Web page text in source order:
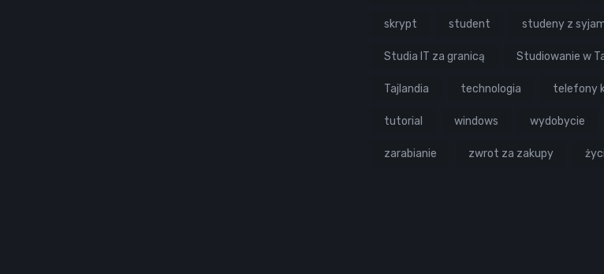
skrypt student studeny z
Studia IT za granicą Studiowanie w
Tajlandia technologia telefony
tutorial windows wydobycie
zarabianie zwrot za zakupy